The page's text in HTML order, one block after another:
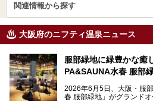
関連情報から探す
大阪府のニフティ温泉ニュース
服部緑地に緑豊かな癒
PA&SAUNA水春 服部
2026年6月5日、大阪・服
春 服部緑地」がグランドオ